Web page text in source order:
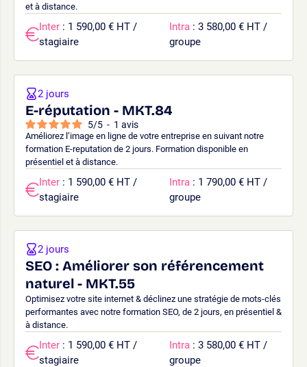
et à distance.
Inter : 1 590,00 € HT /
stagiaire
Intra : 3 580,00 € HT /
groupe
E-réputation - MKT.84
5/5 - 1 avis
Améliorez l’image en ligne de votre entreprise en suivant notre
formation E-reputation de 2 jours. Formation disponible en
présentiel et à distance.
2 jours
Inter : 1 590,00 € HT /
stagiaire
Intra : 1 790,00 € HT /
groupe
SEO : Améliorer son référencement
naturel - MKT.55
Optimisez votre site internet & déclinez une stratégie de mots-clés
performantes avec notre formation SEO, de 2 jours, en présentiel &
à distance.
2 jours
Inter : 1 590,00 € HT /
stagiaire
Intra : 3 580,00 € HT /
groupe